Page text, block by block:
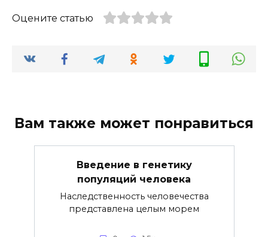
Оцените статью
Вам также может понравиться
Введение в генетику
популяций человека
Наследственность человечества
представлена целым морем